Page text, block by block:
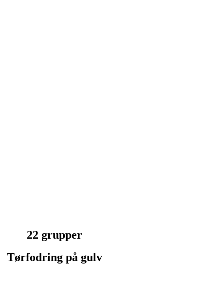
22 grupper
Tørfodring på gulv